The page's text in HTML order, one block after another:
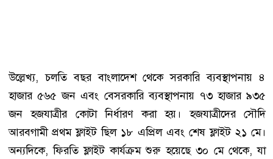
উল্লেখ্য, চলতি বছর বাংলাদেশ থেকে সরকারি ব্যবস্থাপনায় ৪
হাজার ৫৬৫ জন এবং বেসরকারি ব্যবস্থাপনায় ৭৩ হাজার ৯৩৫
জন হজযাত্রীর কোটা নির্ধারণ করা হয়। হজযাত্রীদের সৌদি
আরবগামী প্রথম ফ্লাইট ছিল ১৮ এপ্রিল এবং শেষ ফ্লাইট ২১ মে।
অন্যদিকে, ফিরতি ফ্লাইট কার্যক্রম শুরু হয়েছে ৩০ মে থেকে, যা